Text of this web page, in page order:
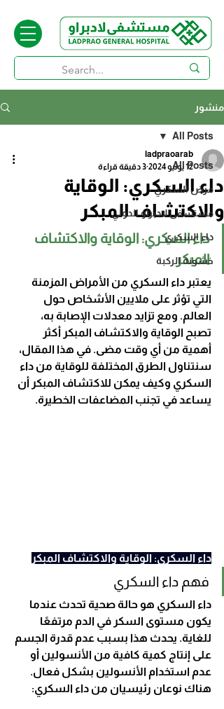
منشور
All Posts
مرض السكري
مستشفى لادبراو الدولي
داء السكري
خشونة الركبة
All Posts
داء السكري: الوقاية
والاكتشاف المبكر
ladpraoarab
12 يونيو 2024
3 دقيقة قراءة
داء السكري: الوقاية والاكتشاف
المبكر
يعتبر داء السكري من الأمراض المزمنة
التي تؤثر على ملايين الأشخاص حول
العالم. ومع تزايد معدلات الإصابة به،
تصبح الوقاية والاكتشاف المبكر أكثر
أهمية من أي وقت مضى. في هذا المقال،
سنتناول الطرق المختلفة للوقاية من داء
السكري وكيف يمكن للاكتشاف المبكر أن
يساعد في تجنب المضاعفات الخطيرة.
داء السكري: الوقاية والاكتشاف المبكر
فهم داء السكري
داء السكري هو حالة صحية تحدث عندما
يكون مستوى السكر في الدم مرتفعًا
للغاية. يحدث هذا بسبب عدم قدرة الجسم
على إنتاج كمية كافية من الأنسولين أو
عدم استخدام الأنسولين بشكل فعال.
هناك نوعان رئيسيان من داء السكري: